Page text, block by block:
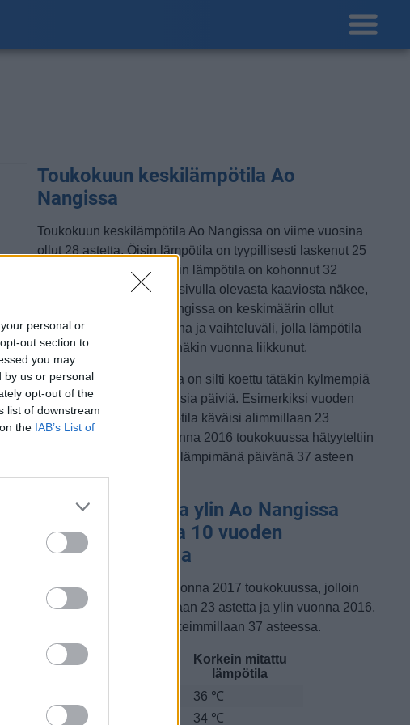
personal or
out section to
you may
by us or personal
opt-out of the
list of downstream
the IAB’s List of
Toukokuun keskilämpötila Ao
Nangissa
Toukokuun keskilämpötila Ao Nangissa on viime vuosina
ollut 28 astetta. Öisin lämpötila on tyypillisesti laskenut 25
asteen tienoille, ja päivisin lämpötila on kohonnut 32
asteen tuntumaan. Tällä sivulla olevasta kaaviosta näkee,
miten lämmin sää Ao Nangissa on keskimäärin ollut
toukokuussa viime vuosina ja vaihteluväli, jolla lämpötila
tavallisina päivinä on minäkin vuonna liikkunut.
Hetkellisesti Ao Nangissa on silti koettu tätäkin kylmempiä
ja lämpimämpiä toukokuisia päiviä. Esimerkiksi vuoden
2017 toukokuussa lämpötila käväisi alimmillaan 23
asteessa ja toisaalta vuonna 2016 toukokuussa hätyyteltiin
eräänä poikkeuksellisen lämpimänä päivänä 37 asteen
lukemia.
Toukokuun alin ja ylin Ao Nangissa
mitattu lämpötila 10 vuoden
tarkastelujaksolla
Alin lämpötila mitattiin vuonna 2017 toukokuussa, jolloin
lämpötila oli matalimmillaan 23 astetta ja ylin vuonna 2016,
jolloin lämpötila kävi korkeimmillaan 37 asteessa.
Vuosi
Matalin mitattu
Korkein mitattu
lämpötila
36 ℃
2011
23 ℃
34 ℃